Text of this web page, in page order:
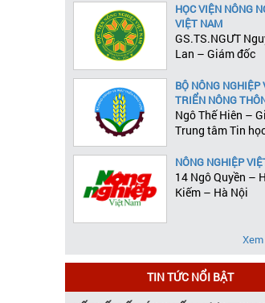
HỌC VIỆN NÔNG
VIỆT NAM
GS.TS.NGƯT
Lan – Giám đốc
BỘ NÔNG NGHIỆP
TRIỂN NÔNG
Ngô Thế Hiên –
Trung tâm Tin
NÔNG NGHIỆP
14 Ngô Quyền –
Kiếm – Hà Nội
TIN TỨC NỔI BẬT